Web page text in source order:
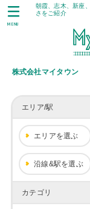
朝霞、志木、新座
さをご紹介
株式会社マイタウン
MENU
エリア/駅
エリアを選ぶ
沿線&駅を選ぶ
カテゴリ